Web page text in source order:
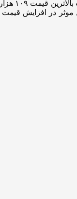
موثر در افزایش